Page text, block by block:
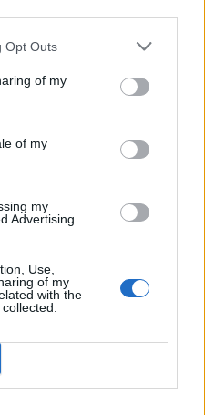
Opt Outs
of my
of my
my
Advertising.
Use,
of my
with the
Jasikevičiaus vedami
Lietuvos vaikinai patiesė